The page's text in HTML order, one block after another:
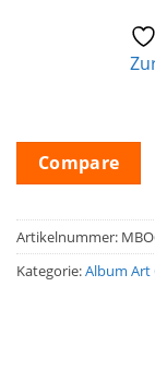
Compare
Artikelnummer:
Kategorie:Album Art